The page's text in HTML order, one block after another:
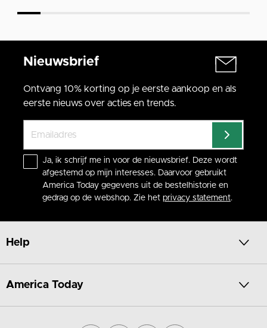
Nieuwsbrief
Ontvang 10% korting op je eerste aankoop en als
eerste nieuws over acties en trends.
Ja, ik schrijf me in voor de nieuwsbrief. Deze wordt
afgestemd op mijn interesses. Daarvoor gebruikt
America Today gegevens uit de bestelhistorie en
gedrag op de webshop. Zie het privacy statement.
Help
America Today